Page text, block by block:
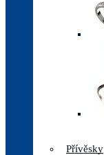
Přívěsky